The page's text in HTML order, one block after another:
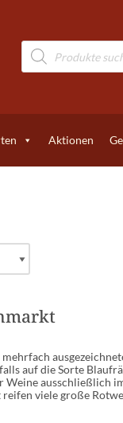
Aktionen
auf die Sorte
Weine ausschließlich
viele große